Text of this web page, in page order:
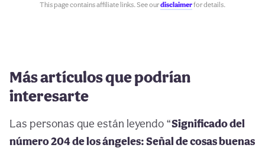
This page contains affiliate links. See ourdisclaimerfor details.
Más artículos que podrían
interesarte
Las personas que están leyendo “Significado del
número 204 de los ángeles: Señal de cosas buenas